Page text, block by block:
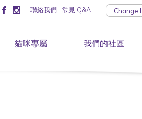
聯絡我們 常見 Q&A
貓咪專屬 我們的社區